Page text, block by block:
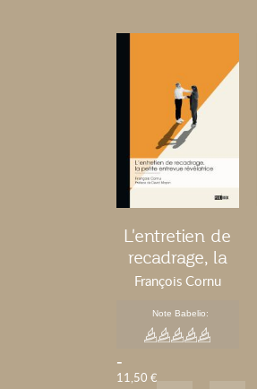
L'entretien de
recadrage, la
petite entrevue
François Cornu
Note Babelio:
-
11,50 €